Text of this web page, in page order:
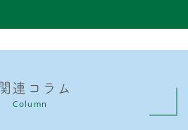
連コラム
Column